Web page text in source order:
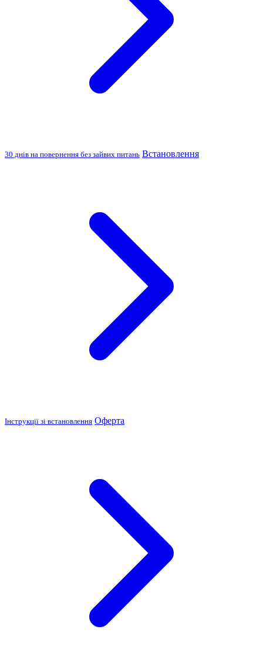
30 днів на повернення без зайвих питань Встановлення
Інструкції зі встановлення Оферта